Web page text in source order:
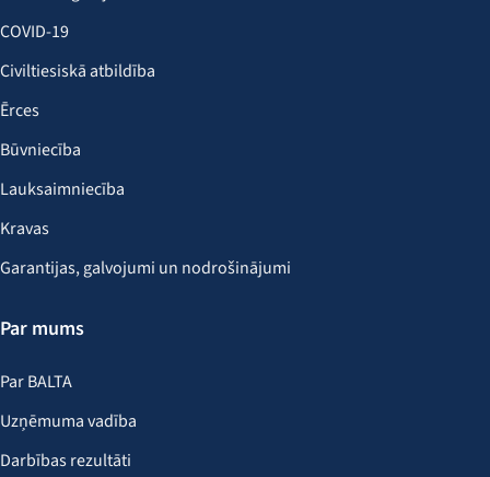
COVID-19
Civiltiesiskā atbildība
Ērces
Būvniecība
Lauksaimniecība
Kravas
Garantijas, galvojumi un nodrošinājumi
Par mums
Par BALTA
Uzņēmuma vadība
Darbības rezultāti